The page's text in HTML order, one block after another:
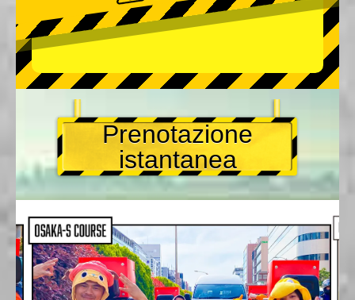
Prenotazione
istantanea